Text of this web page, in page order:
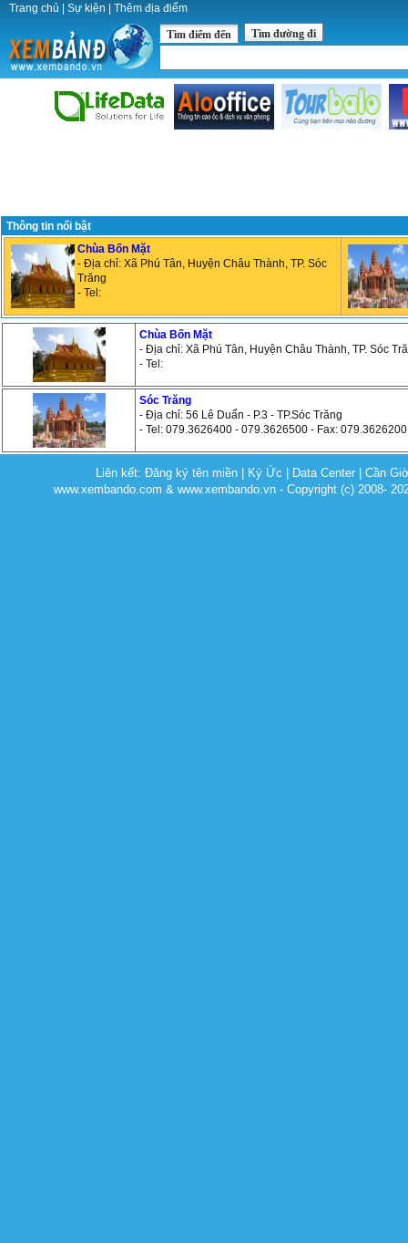
Trang chủ Sự kiện Thêm địa điểm
Tìm điểm đến Tìm đường đi
Thông tin nổi bật
Chùa Bốn Mặt
- Địa chỉ: Xã Phú Tân, Huyện Châu Thành, TP. Sóc
Trăng
- Tel:
Chùa Bốn Mặt
- Địa chỉ: Xã Phú Tân, Huyện Châu Thành, TP. Sóc
- Tel:
Sóc Trăng
- Địa chỉ: 56 Lê Duẩn - P.3 - TP.Sóc Trăng
- Tel: 079.3626400 - 079.3626500 - Fax: 079.3626200
Liên kết:Đăng ký tên miền Ký Ức Data Center |Cần
www.xembando.com & www.xembando.vn - Copyright (c) 2008-